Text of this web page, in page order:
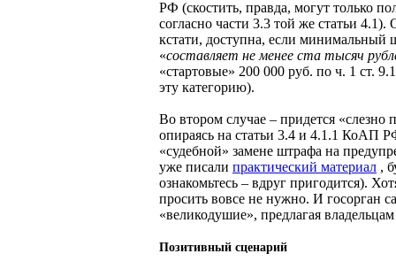
РФ (скостить, правда, могут только
согласно части 3.3 той же статьи 4.1).
кстати, доступна, если минимальный
«составляет не менее ста тысяч
«стартовые» 200 000 руб. по ч. 1 ст.
эту категорию).
Во втором случае – придется «слезно
опираясь на статьи 3.4 и 4.1.1 КоАП
«судебной» замене штрафа на
уже писали практический материал ,
ознакомьтесь – вдруг пригодится).
просить вовсе не нужно. И госорган
«великодушие», предлагая
Позитивный сценарий